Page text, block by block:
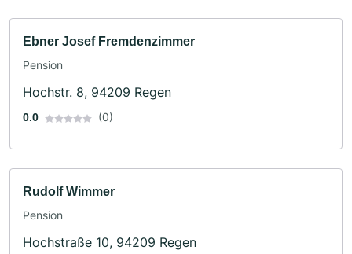
Ebner Josef Fremdenzimmer
Pension
Hochstr. 8, 94209 Regen
0.0 (0)
Rudolf Wimmer
Pension
Hochstraße 10, 94209 Regen